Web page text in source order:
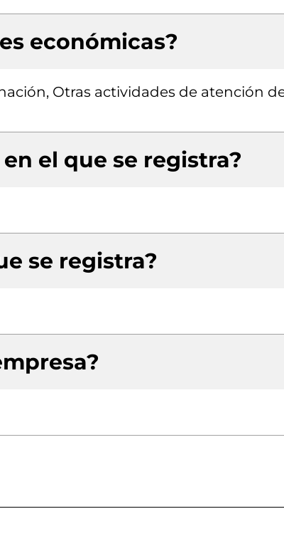
económicas?
Otras actividades de atención
el que se registra?
se registra?